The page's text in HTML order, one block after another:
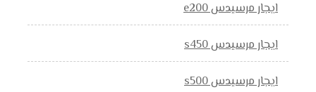
ايجار مرسيدس e200
ايجار مرسيدس s450
ايجار مرسيدس s500